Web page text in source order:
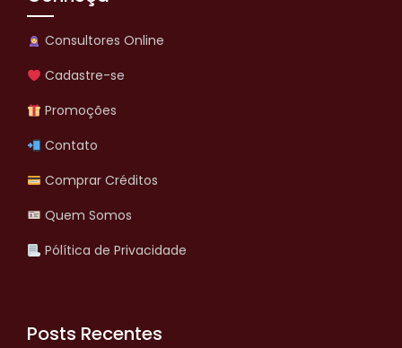
Consultores Online
Cadastre-se
Promoções
Contato
Comprar Créditos
Quem Somos
Pólítica de Privacidade
Posts Recentes